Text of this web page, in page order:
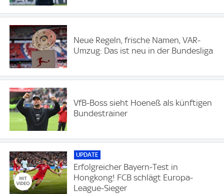
Neue Regeln, frische Namen, VAR-
Umzug: Das ist neu in der Bundesliga
VfB-Boss sieht Hoeneß als künftigen
Bundestrainer
UPDATE
Erfolgreicher Bayern-Test in
Hongkong! FCB schlägt Europa-
League-Sieger